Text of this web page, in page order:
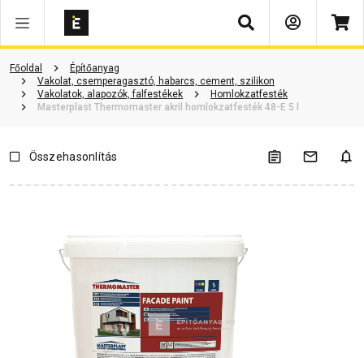
Keresés
Főoldal
Építőanyag
Vakolat, csemperagasztó, habarcs, cement, szilikon
Vakolatok, alapozók, falfestékek
Homlokzatfesték
Masterplast Thermomaster akril homlokzatfesték 48-E 5 l
Termékinformáció Kérdések és válaszok
Összehasonlítás